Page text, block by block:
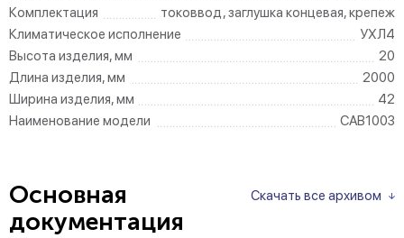
Комплектация
токоввод, заглушка концевая, крепеж
Климатическое исполнение
УХЛ4
Высота изделия, мм
20
Длина изделия, мм
2000
Ширина изделия, мм
42
Наименование модели
CAB1003
Скачать все архивом
Основная
документация